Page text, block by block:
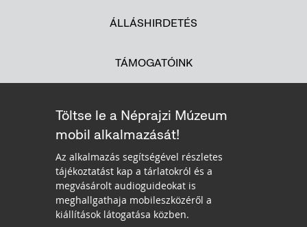
ÁLLÁSHIRDETÉS
TÁMOGATÓINK
Töltse le a Néprajzi Múzeum
mobil alkalmazását!
Az alkalmazás segítségével részletes
tájékoztatást kap a tárlatokról és a
megvásárolt audioguideokat is
meghallgathaja mobileszközéről a
kiállítások látogatása közben.